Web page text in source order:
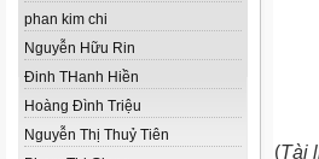
phan kim chi
Nguyễn Hữu Rin
Đinh THanh Hiền
Hoàng Đình Triệu
Nguyễn Thị Thuỷ Tiên
(Tài